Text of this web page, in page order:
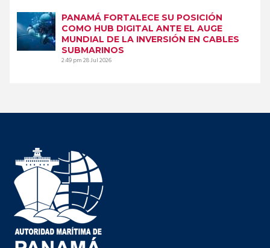
PANAMÁ FORTALECE SU POSICIÓN
COMO HUB DIGITAL ANTE EL AUGE
MUNDIAL DE LA INVERSIÓN EN CABLES
SUBMARINOS
2:49 pm28 Jul 2026